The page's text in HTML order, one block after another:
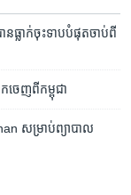
ន​ធ្លាក់​ចុះ​ទាប​បំផុត​ចាប់​ពី​
ចេញ​ពី​កម្ពុជា
សម្រាប់ព្យាបាល​